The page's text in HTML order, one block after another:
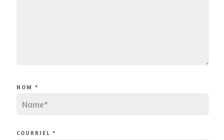
NOM *
COURRIEL *